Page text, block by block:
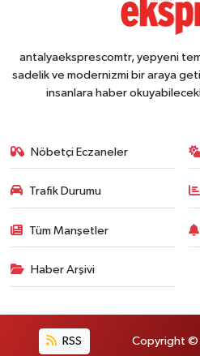
antalyaeksprescomtr, yepyeni
sadelik ve modernizmi bir araya
insanlara haber
Nöbetçi Eczaneler
Trafik Durumu
Tüm Manşetler
Haber Arşivi
RSS Copyright ©